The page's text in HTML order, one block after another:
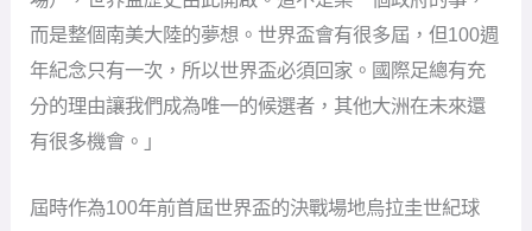
而是整個南美大陸的夢想。世界盃會有很多屆，但100週
年紀念只有一次，所以世界盃必須回家。國際足總有充
分的理由讓我們成為唯一的候選者，其他大洲在未來還
有很多機會。」
屆時作為100年前首屆世界盃的決戰場地烏拉圭世紀球